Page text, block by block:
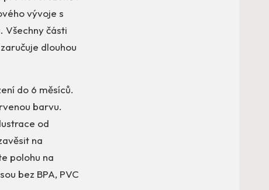
vývoje s
Všechny části
dlouhou
do 6 měsíců.
barvu.
od
na
polohu na
bez BPA, PVC